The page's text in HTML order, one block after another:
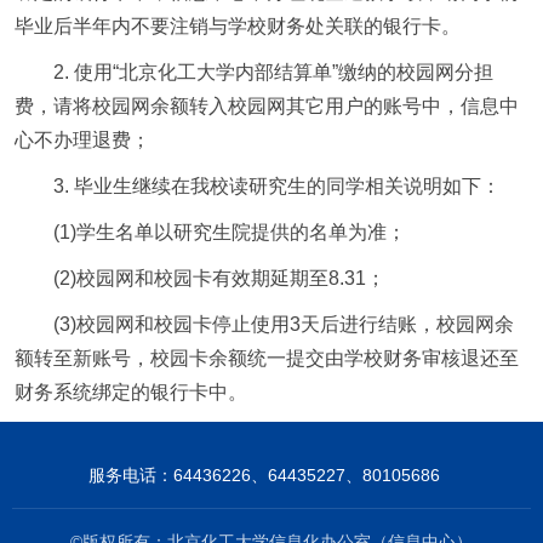
毕业后半年内不要注销与学校财务处关联的银行卡。
2. 使用“北京化工大学内部结算单”缴纳的校园网分担
费，请将校园网余额转入校园网其它用户的账号中，信息中
心不办理退费；
3. 毕业生继续在我校读研究生的同学相关说明如下：
(1)学生名单以研究生院提供的名单为准；
(2)校园网和校园卡有效期延期至8.31；
(3)校园网和校园卡停止使用3天后进行结账，校园网余
额转至新账号，校园卡余额统一提交由学校财务审核退还至
财务系统绑定的银行卡中。
服务电话：64436226、64435227、80105686